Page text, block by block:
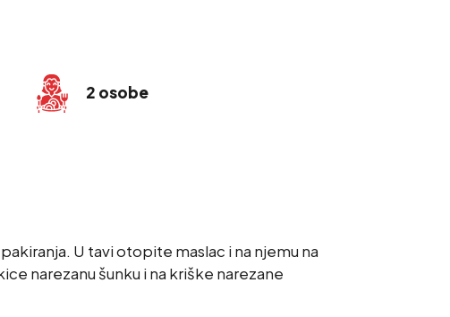
2 osobe
U tavi otopite maslac i na njemu na
narezanu šunku i na kriške narezane